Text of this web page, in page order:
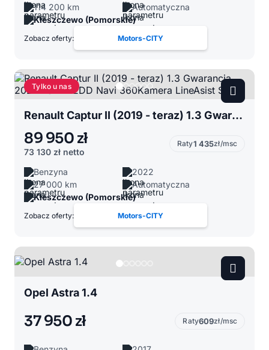
114 200 km
Automatyczna
Kleszczewo (Pomorskie)
Zobacz oferty: Motors-CITY
Tylko u nas
Renault Captur II (2019 - teraz) 1.3 Gwarancja 2027 FULL LEDD Navi 360Kamera LineAsist Side
89 950 zł
73 130 zł netto
Raty1 435zł/msc
Benzyna
2022
27 000 km
Automatyczna
Kleszczewo (Pomorskie)
Zobacz oferty: Motors-CITY
Opel Astra 1.4
37 950 zł Raty609zł/msc